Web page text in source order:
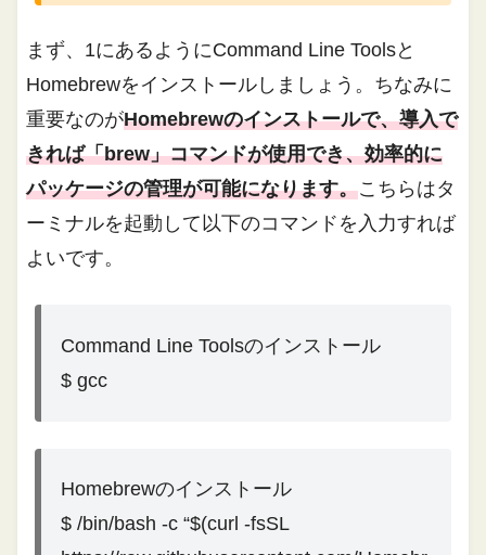
まず、1にあるようにCommand Line Toolsと
Homebrewをインストールしましょう。ちなみに
重要なのがHomebrewのインストールで、導入で
きれば「brew」コマンドが使用でき、効率的に
パッケージの管理が可能になります。こちらはタ
ーミナルを起動して以下のコマンドを入力すれば
よいです。
Command Line Toolsのインストール
$ gcc
Homebrewのインストール
$ /bin/bash -c “$(curl -fsSL